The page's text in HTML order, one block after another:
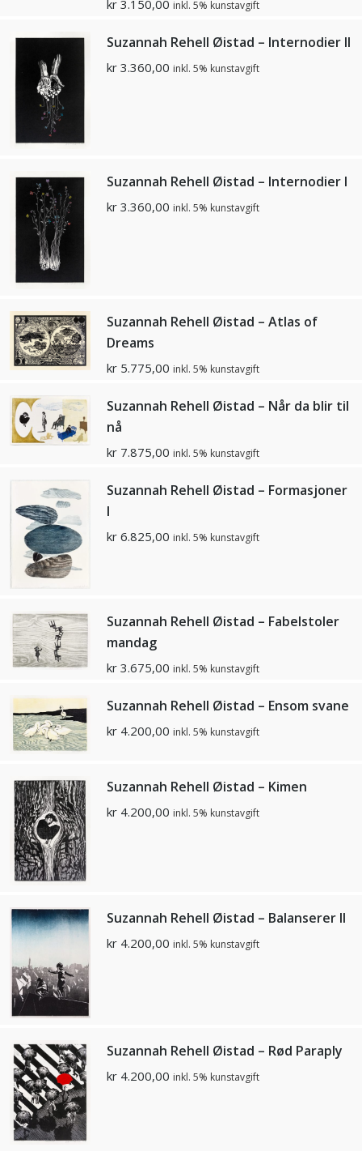
kr 3.150,00 inkl. 5% kunstavgift
Suzannah Rehell Øistad – Internodier ll
kr 3.360,00 inkl. 5% kunstavgift
Suzannah Rehell Øistad – Internodier l
kr 3.360,00 inkl. 5% kunstavgift
Suzannah Rehell Øistad – Atlas of
Dreams
kr 5.775,00 inkl. 5% kunstavgift
Suzannah Rehell Øistad – Når da blir til
nå
kr 7.875,00 inkl. 5% kunstavgift
Suzannah Rehell Øistad – Formasjoner
I
kr 6.825,00 inkl. 5% kunstavgift
Suzannah Rehell Øistad – Fabelstoler
mandag
kr 3.675,00 inkl. 5% kunstavgift
Suzannah Rehell Øistad – Ensom svane
kr 4.200,00 inkl. 5% kunstavgift
Suzannah Rehell Øistad – Kimen
kr 4.200,00 inkl. 5% kunstavgift
Suzannah Rehell Øistad – Balanserer ll
kr 4.200,00 inkl. 5% kunstavgift
Suzannah Rehell Øistad – Rød Paraply
kr 4.200,00 inkl. 5% kunstavgift